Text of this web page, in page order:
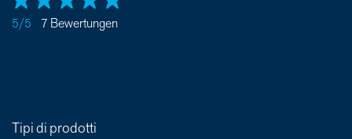
5/5 7 Bewertungen
Tipi di prodotti